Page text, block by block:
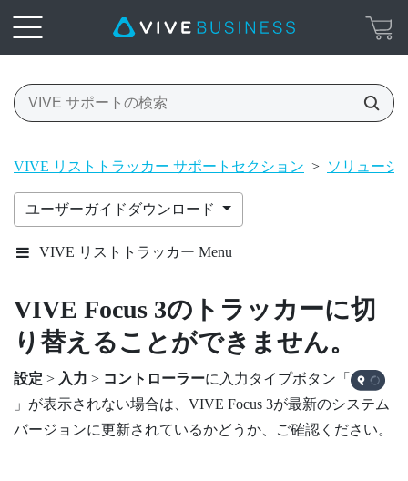
VIVE リストトラッカー サポートセクション > ソリューシ
ユーザーガイドダウンロード
VIVE リストトラッカー Menu
VIVE Focus 3のトラッカーに切
り替えることができません。
設定 > 入力 > コントローラーに入力タイプボタン「
」が表示されない場合は、 VIVE Focus 3が最新のシステム
バージョンに更新されているかどうか、ご確認ください。